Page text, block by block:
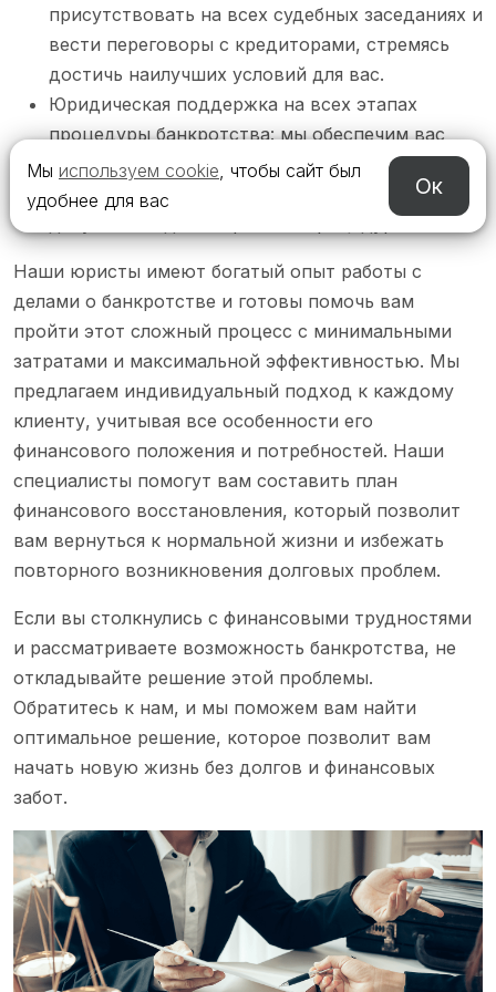
присутствовать на всех судебных заседаниях и
вести переговоры с кредиторами, стремясь
достичь наилучших условий для вас.
Юридическая поддержка на всех этапах
процедуры банкротства: мы обеспечим вас
юридической поддержкой на всех этапах
процесса банкротства, от подготовки
Наши юристы имеют богатый опыт работы с
делами о банкротстве и готовы помочь вам
пройти этот сложный процесс с минимальными
затратами и максимальной эффективностью. Мы
предлагаем индивидуальный подход к каждому
клиенту, учитывая все особенности его
финансового положения и потребностей. Наши
специалисты помогут вам составить план
финансового восстановления, который позволит
вам вернуться к нормальной жизни и избежать
повторного возникновения долговых проблем.
Если вы столкнулись с финансовыми трудностями
и рассматриваете возможность банкротства, не
откладывайте решение этой проблемы.
Обратитесь к нам, и мы поможем вам найти
оптимальное решение, которое позволит вам
начать новую жизнь без долгов и финансовых
забот.
Мы используем cookie, чтобы сайт был
удобнее для вас
Ок